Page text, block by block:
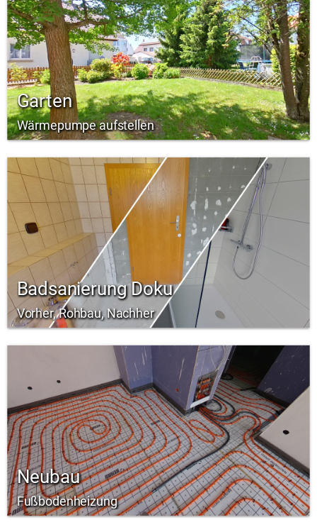
Garten
Wärmepumpe aufstellen
Badsanierung Doku
Vorher, Rohbau, Nachher
Neubau
Fußbodenheizung